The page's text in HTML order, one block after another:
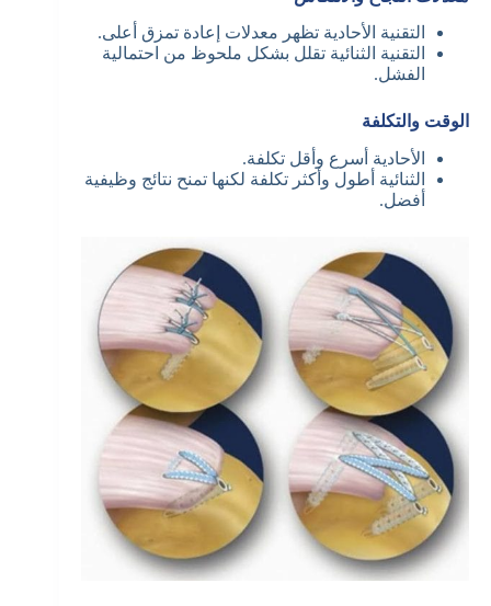
التقنية الأحادية تظهر معدلات إعادة تمزق أعلى.
التقنية الثنائية تقلل بشكل ملحوظ من احتمالية
الفشل.
الوقت والتكلفة
الأحادية أسرع وأقل تكلفة.
الثنائية أطول وأكثر تكلفة لكنها تمنح نتائج وظيفية
أفضل.